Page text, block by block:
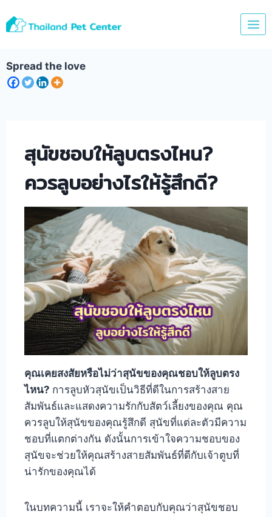
to
Spread the love
สุนัขชอบให้ลูบตรงไหน?
ควรลูบอย่างไรให้รู้สึกดี?
คุณเคยสงสัยหรือไม่ว่าสุนัขของคุณชอบให้ลูบตรง
ไหน? การลูบหัวสุนัขเป็นวิธีที่ดีในการสร้างสาย
สัมพันธ์และแสดงความรักกับสัตว์เลี้ยงของคุณ คุณ
ควรลูบให้สุนัขของคุณรู้สึกดี สุนัขที่แต่ละตัวมีความ
ชอบที่แตกต่างกัน ดังนั้นการเข้าใจความชอบของ
สุนัขจะช่วยให้คุณสร้างสายสัมพันธ์ที่ดีกับเจ้าตูบที่
น่ารักของคุณได้
ในบทความนี้ เราจะให้คำตอบกับคุณว่าสุนัขชอบ